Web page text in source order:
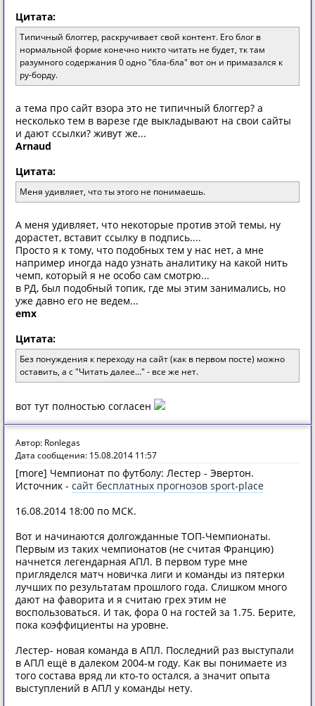
Цитата:
Типичный блоггер, раскручивает свой контент. Его блог в
нормальной форме конечно никто читать не будет, тк там
разумного содержания 0 одно "бла-бла" вот он и примазался к
ру-борду.
а тема про сайт взора это не типичный блоггер? а
несколько тем в варезе где выкладывают на свои сайты
и дают ссылки? живут же...
Arnaud
Цитата:
Меня удивляет, что ты этого не понимаешь.
А меня удивляет, что некоторые против этой темы, ну
дорастет, вставит ссылку в подпись....
Просто я к тому, что подобных тем у нас нет, а мне
например иногда надо узнать аналитику на какой нить
чемп, который я не особо сам смотрю...
в РД, был подобный топик, где мы этим занимались, но
уже давно его не ведем...
emx
Цитата:
Без понуждения к переходу на сайт (как в первом посте) можно
оставить, а с "Читать далее..." - все же нет.
вот тут полностью согласен
Автор: Ronlegas
Дата сообщения: 15.08.2014 11:57
[more] Чемпионат по футболу: Лестер - Эвертон.
Источник - сайт бесплатных прогнозов sport-place
16.08.2014 18:00 по МСК.
Вот и начинаются долгожданные ТОП-Чемпионаты.
Первым из таких чемпионатов (не считая Францию)
начнется легендарная АПЛ. В первом туре мне
пригляделся матч новичка лиги и команды из пятерки
лучших по результатам прошлого года. Слишком много
дают на фаворита и я считаю грех этим не
воспользоваться. И так, фора 0 на гостей за 1.75. Берите,
пока коэффициенты на уровне.
Лестер- новая команда в АПЛ. Последний раз выступали
в АПЛ ещё в далеком 2004-м году. Как вы понимаете из
того состава вряд ли кто-то остался, а значит опыта
выступлений в АПЛ у команды нету.